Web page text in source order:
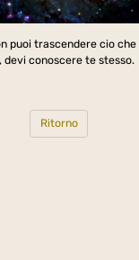
puoi trascendere cio che
devi conoscere te stesso.
Ritorno